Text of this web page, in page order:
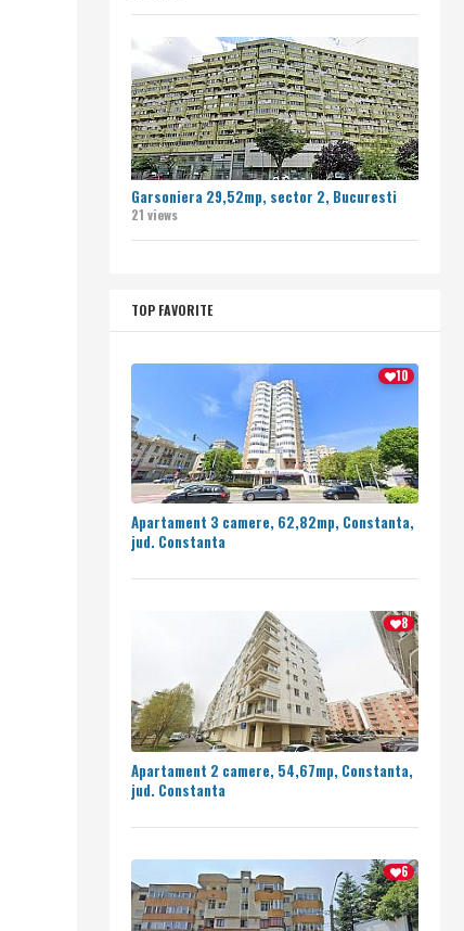
Garsoniera 29,52mp, sector 2, Bucuresti
21 views
TOP FAVORITE
10
Apartament 3 camere, 62,82mp, Constanta,
jud. Constanta
8
Apartament 2 camere, 54,67mp, Constanta,
jud. Constanta
6